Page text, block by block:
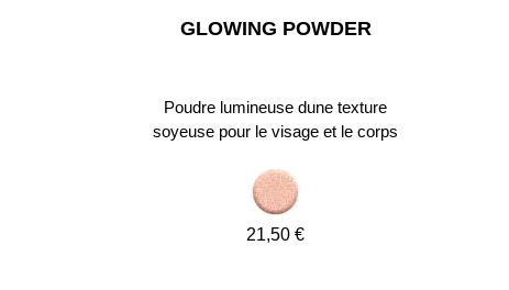
GLOWING POWDER
Poudre lumineuse dune texture
soyeuse pour le visage et le corps
21,50 €